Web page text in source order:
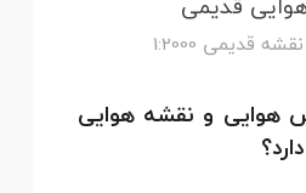
قدیمی 1:2000
هوایی و نقشه هوایی